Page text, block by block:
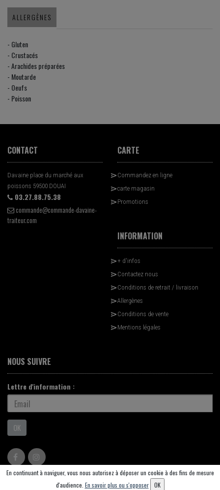
ALLERGÈNES
- Gluten
- Crustacés
- Arachides préparées
- Moutarde
- Oeufs
- Poisson
CONTACT
Davaine place du marché aux
poissons 59500 DOUAI
03.27.88.75.38
commande@commande-davaine-
traiteur.com
CARTE
Commandez en ligne
carte magasin
Promotions
INFORMATION
+ d'infos
Contactez nous
Conditions de retrait / livraison
Allergènes
Conditions de vente
Mentions légales
NOUS SUIVRE
Lettre d'information :
OK
SaasFood - Logiciel de gestion de commande sur internet et en
En continuant à naviguer, vous nous autorisez à déposer un cookie à des fins de mesure
d'audience. En savoir plus ou s'opposer OK